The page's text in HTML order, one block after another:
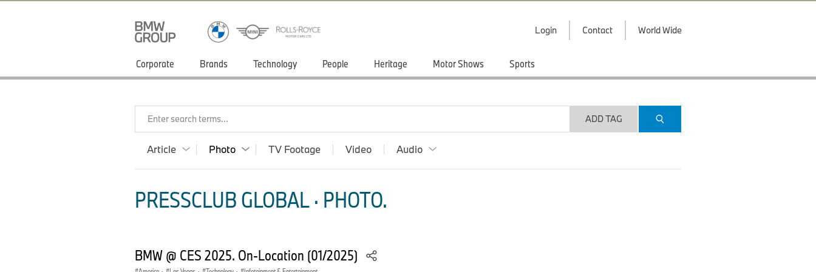
Login Contact World Wide
Corporate Brands Technology People Heritage Motor Shows Sports
Enter search terms... ADD TAG
Article Photo TV Footage Video Audio
PRESSCLUB GLOBAL · PHOTO.
BMW @ CES 2025. On-Location (01/2025)